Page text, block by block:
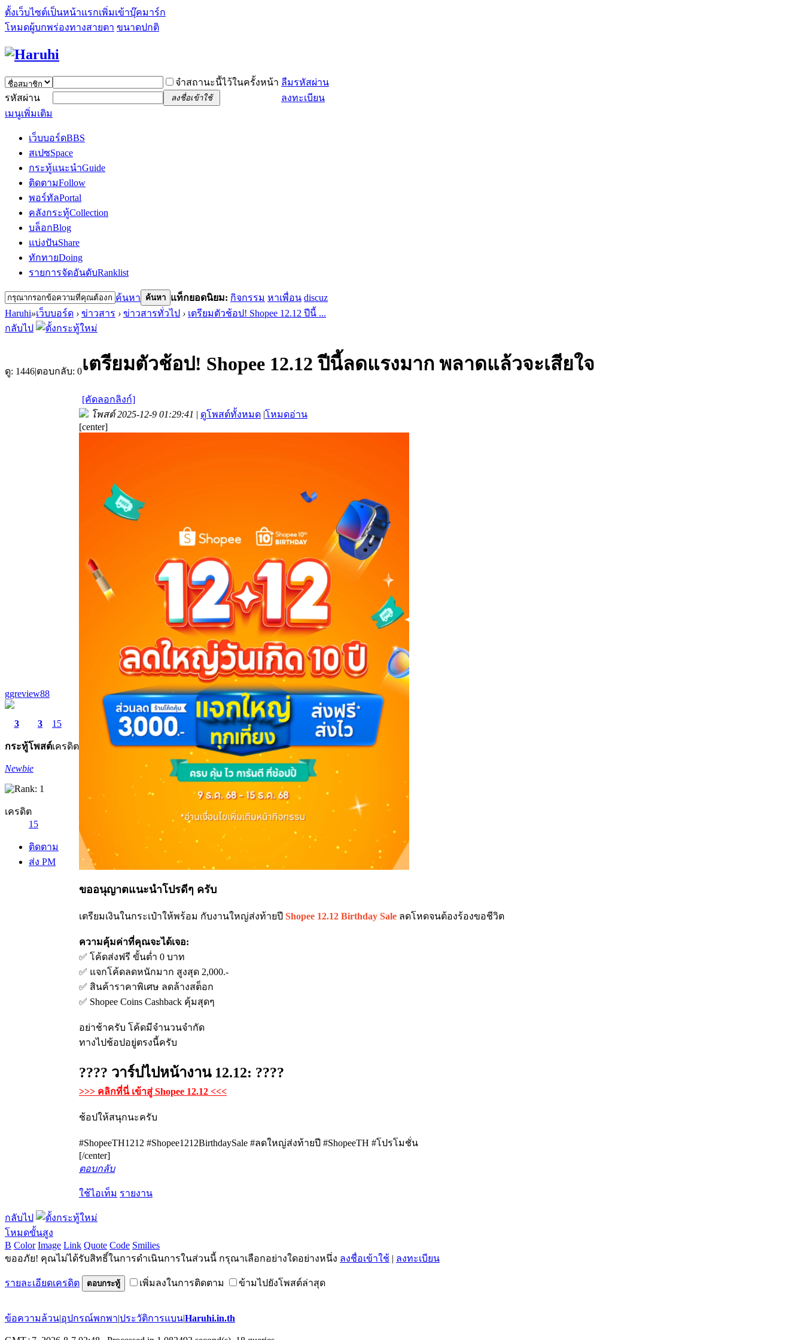
ตั้งเว็บไซต์เป็นหน้าแรกเพิ่มเข้าบุ๊คมาร์ก
โหมดผู้บกพร่องทางสายตา ขนาดปกติ
จำสถานะนี้ไว้ในครั้งหน้า ลืมรหัสผ่าน
รหัสผ่าน
ลงชื่อเข้าใช้
ลงทะเบียน
เมนูเพิ่มเติม
เว็บบอร์ดBBS
สเปซSpace
กระทู้แนะนำGuide
ติดตามFollow
พอร์ทัลPortal
คลังกระทู้Collection
บล็อกBlog
แบ่งปันShare
ทักทายDoing
รายการจัดอันดับRanklist
ค้นหา ค้นหา แท็กยอดนิยม: กิจกรรม หาเพื่อน discuz
Haruhi»เว็บบอร์ด › ข่าวสาร › ข่าวสารทั่วไป › เตรียมตัวช้อป! Shopee 12.12 ปีนี้ ...
กลับไป
ดู: 1446|ตอบกลับ: 0เตรียมตัวช้อป! Shopee 12.12 ปีนี้ลดแรงมาก พลาดแล้วจะเสียใจ
[คัดลอกลิงก์]
ggreview88
3
กระทู้
3
โพสต์
15
เครดิต
Newbie
เครดิต
15
ติดตาม
ส่ง PM
โพสต์ 2025-12-9 01:29:41 | ดูโพสต์ทั้งหมด |โหมดอ่าน
[center]
ขออนุญาตแนะนำโปรดีๆ ครับ
เตรียมเงินในกระเป๋าให้พร้อม กับงานใหญ่ส่งท้ายปี Shopee 12.12 Birthday Sale ลดโหดจนต้องร้องขอชีวิต
ความคุ้มค่าที่คุณจะได้เจอ:
✅ โค้ดส่งฟรี ขั้นต่ำ 0 บาท
✅ แจกโค้ดลดหนักมาก สูงสุด 2,000.-
✅ สินค้าราคาพิเศษ ลดล้างสต็อก
✅ Shopee Coins Cashback คุ้มสุดๆ
อย่าช้าครับ โค้ดมีจำนวนจำกัด
ทางไปช้อปอยู่ตรงนี้ครับ
???? วาร์ปไปหน้างาน 12.12: ????
>>> คลิกที่นี่ เข้าสู่ Shopee 12.12 <<<
ช้อปให้สนุกนะครับ
#ShopeeTH1212 #Shopee1212BirthdaySale #ลดใหญ่ส่งท้ายปี #ShopeeTH #โปรโมชั่น
[/center]
ตอบกลับ
ใช้ไอเท็ม รายงาน
กลับไป
โหมดขั้นสูง
B Color Image Link Quote Code Smilies
ขออภัย! คุณไม่ได้รับสิทธิ์ในการดำเนินการในส่วนนี้ กรุณาเลือกอย่างใดอย่างหนึ่ง ลงชื่อเข้าใช้ | ลงทะเบียน
รายละเอียดเครดิต ตอบกระทู้ เพิ่มลงในการติดตาม ข้ามไปยังโพสต์ล่าสุด
ข้อความล้วน|อุปกรณ์พกพา|ประวัติการแบน|Haruhi.in.th